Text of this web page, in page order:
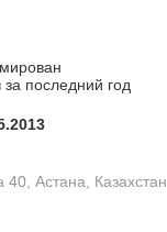
последний год
40, Астана, Казахстан